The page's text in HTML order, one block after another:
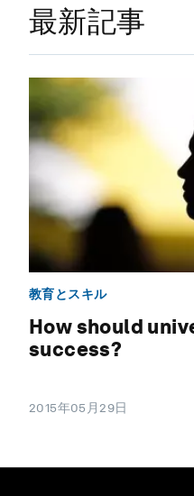
最新記事
教育とスキル
How should
success?
2015年05月29日